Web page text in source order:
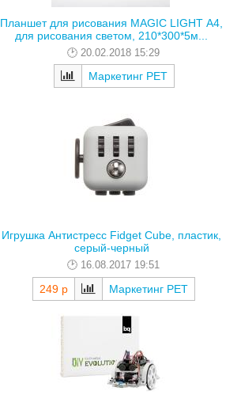
Планшет для рисования MAGIC LIGHT А4,
для рисования светом, 210*300*5м...
20.02.2018 15:29
Маркетинг РЕТ
Игрушка Антистресс Fidget Cube, пластик,
серый-черный
16.08.2017 19:51
249 р Маркетинг РЕТ